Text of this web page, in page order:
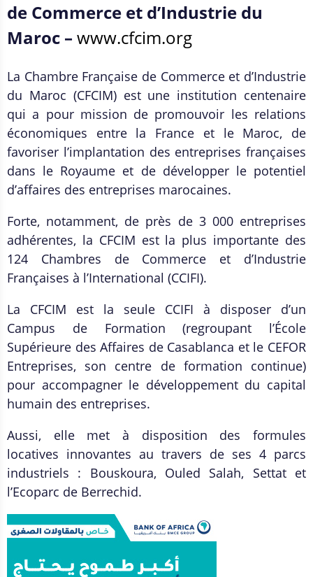
de Commerce et d’Industrie du
Maroc – www.cfcim.org
La Chambre Française de Commerce et d’Industrie
du Maroc (CFCIM) est une institution centenaire
qui a pour mission de promouvoir les relations
économiques entre la France et le Maroc, de
favoriser l’implantation des entreprises françaises
dans le Royaume et de développer le potentiel
d’affaires des entreprises marocaines.
Forte, notamment, de près de 3 000 entreprises
adhérentes, la CFCIM est la plus importante des
124 Chambres de Commerce et d’Industrie
Françaises à l’International (CCIFI).
La CFCIM est la seule CCIFI à disposer d’un
Campus de Formation (regroupant l’École
Supérieure des Affaires de Casablanca et le CEFOR
Entreprises, son centre de formation continue)
pour accompagner le développement du capital
humain des entreprises.
Aussi, elle met à disposition des formules
locatives innovantes au travers de ses 4 parcs
industriels : Bouskoura, Ouled Salah, Settat et
l’Ecoparc de Berrechid.